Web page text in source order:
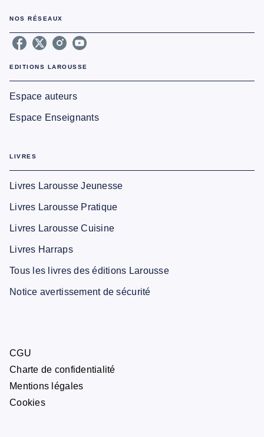
NOS RÉSEAUX
EDITIONS LAROUSSE
Espace auteurs
Espace Enseignants
LIVRES
Livres Larousse Jeunesse
Livres Larousse Pratique
Livres Larousse Cuisine
Livres Harraps
Tous les livres des éditions Larousse
Notice avertissement de sécurité
CGU
Charte de confidentialité
Mentions légales
Cookies